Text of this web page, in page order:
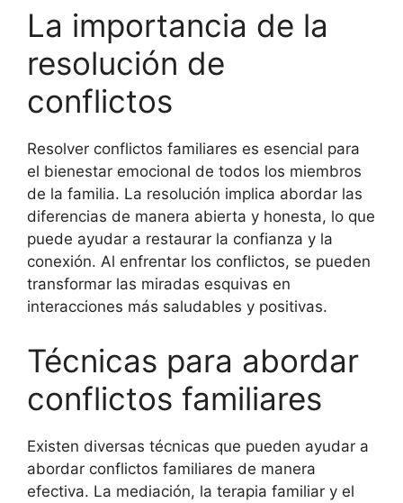
La importancia de la
resolución de
conflictos
Resolver conflictos familiares es esencial para
el bienestar emocional de todos los miembros
de la familia. La resolución implica abordar las
diferencias de manera abierta y honesta, lo que
puede ayudar a restaurar la confianza y la
conexión. Al enfrentar los conflictos, se pueden
transformar las miradas esquivas en
interacciones más saludables y positivas.
Técnicas para abordar
conflictos familiares
Existen diversas técnicas que pueden ayudar a
abordar conflictos familiares de manera
efectiva. La mediación, la terapia familiar y el